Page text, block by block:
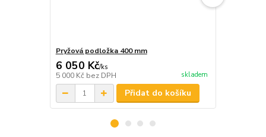
Pryžová podložka 400 mm
6 050 Kč/ks
5 000 Kč bez DPH skladem
Přidat do košíku